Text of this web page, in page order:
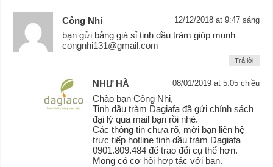
Công Nhi 12/12/2018 at 9:47 sáng
bạn gửi bảng giá sỉ tinh dầu tràm giúp munh
congnhi131@gmail.com
Trả lời
NHƯ HÀ 08/01/2019 at 5:05 chiều
Chào bạn Công Nhi,
Tinh dầu tràm Dagiafa đã gửi chính sách
đại lý qua mail bạn rồi nhé.
Các thông tin chưa rõ, mời bạn liên hệ
trực tiếp hotline tinh dầu tràm Dagiafa
0901.809.484 để trao đổi cụ thể hơn.
Mong có cơ hội hợp tác với bạn.